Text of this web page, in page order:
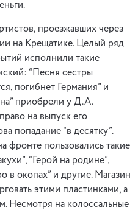
проезжавших через
на Крещатике. Целый ряд
исполнили такие
“Песня сестры
погибнет Германия” и
приобрели у Д.А.
на выпуск его
попадание “в десятку”.
фронте пользовались такие
“Герой на родине”,
в окопах” и другие. Магазин
этими пластинками, а
Несмотря на колоссальные